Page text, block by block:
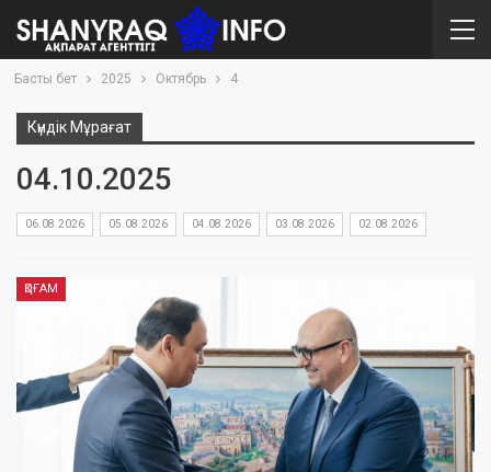
Басты бет 2025 Октябрь 4
Күндік Мұрағат
04.10.2025
06.08.2026 05.08.2026 04.08.2026 03.08.2026 02.08.2026
ҚОҒАМ